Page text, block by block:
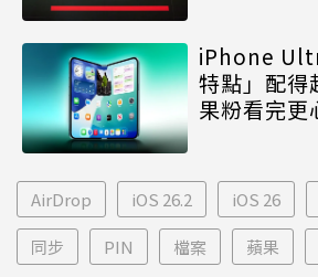
iPhone
特點」配得
果粉看完更
AirDrop iOS 26.2 iOS 26
同步 PIN 檔案 蘋果